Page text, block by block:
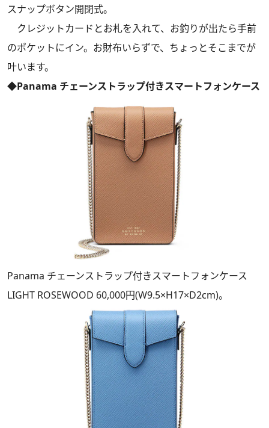
スナップボタン開閉式。
クレジットカードとお札を入れて、お釣りが出たら手前
のポケットにイン。お財布いらずで、ちょっとそこまでが
叶います。
◆Panama チェーンストラップ付きスマートフォンケース
Panama チェーンストラップ付きスマートフォンケース
LIGHT ROSEWOOD 60,000円(W9.5×H17×D2cm)。